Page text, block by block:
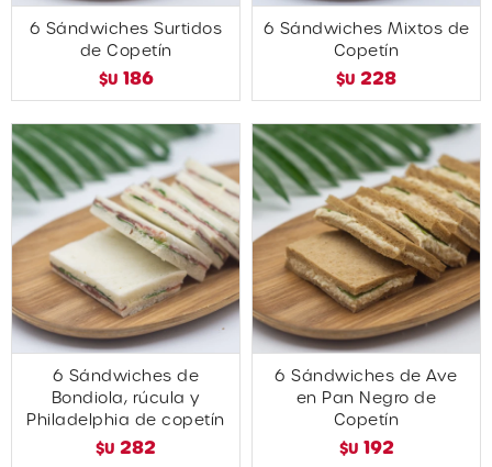
6 Sándwiches Surtidos
de Copetín
$U 186
6 Sándwiches Mixtos de
Copetín
$U 228
6 Sándwiches de
Bondiola, rúcula y
Philadelphia de copetín
$U 282
6 Sándwiches de Ave
en Pan Negro de
Copetín
$U 192